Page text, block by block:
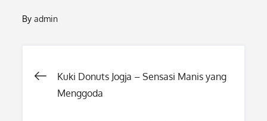
Byadmin
Post
Kuki Donuts Jogja – Sensasi Manis yang
Menggoda